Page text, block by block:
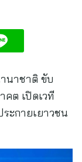
นาชาติ ขับ
คต เปิดเวที
ะกายเยาวชน